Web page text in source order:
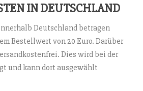
IN DEUTSCHLAND
Deutschland betragen
Bestellwert von 20 Euro. Darüber
Dies wird bei der
und kann dort ausgewählt